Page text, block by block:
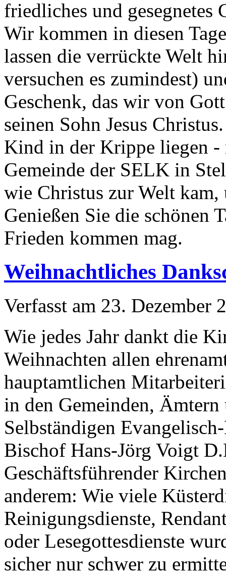
friedliches und gesegnetes
Wir kommen in diesen
lassen die verrückte Welt
versuchen es zumindest)
Geschenk, das wir von
seinen Sohn Jesus
Kind in der Krippe liegen -
Gemeinde der SELK in
wie Christus zur Welt
Genießen Sie die schönen
Frieden kommen mag.
Weihnachtliches
Verfasst am 23. Dezember
Wie jedes Jahr dankt die
Weihnachten allen
hauptamtlichen
in den Gemeinden, Ämtern
Selbständigen
Bischof Hans-Jörg Voigt
Geschäftsführender
anderem: Wie viele
Reinigungsdienste,
oder Lesegottesdienste
sicher nur schwer zu